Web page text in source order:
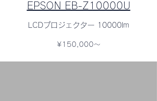
EPSON EB-Z10000U
LCDプロジェクター 10000lm
¥150,000～